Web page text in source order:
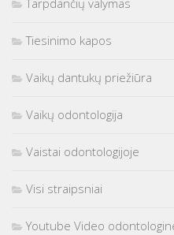
Tarpdančių valymas
Tiesinimo kapos
Vaikų dantukų priežiūra
Vaikų odontologija
Vaistai odontologijoje
Visi straipsniai
Youtube Video